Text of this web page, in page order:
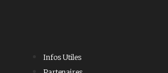
Infos Utiles